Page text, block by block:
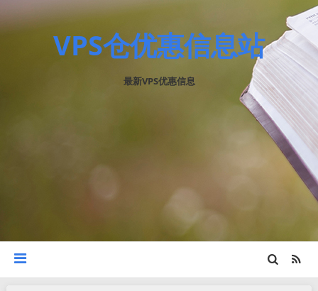
VPS仓优惠信息站
最新VPS优惠信息